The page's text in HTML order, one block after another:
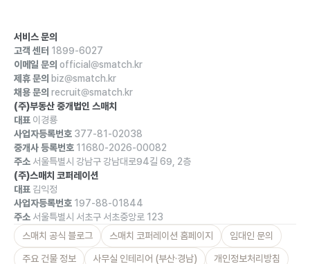
서비스 문의
고객 센터 1899-6027
이메일 문의 official@smatch.kr
제휴 문의 biz@smatch.kr
채용 문의 recruit@smatch.kr
(주)부동산 중개법인 스매치
대표 이경룡
사업자등록번호 377-81-02038
중개사 등록번호 11680-2026-00082
주소 서울특별시 강남구 강남대로94길 69, 2층
(주)스매치 코퍼레이션
대표 김익정
사업자등록번호 197-88-01844
주소 서울특별시 서초구 서초중앙로 123
스매치 공식 블로그
스매치 코퍼레이션 홈페이지 임대인 문의
주요 건물 정보 사무실 인테리어 (부산·경남) 개인정보처리방침